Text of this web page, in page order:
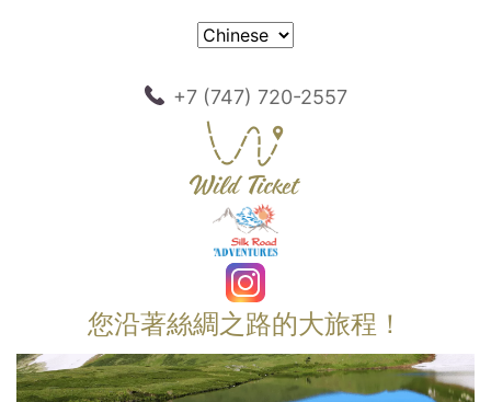
+7 (747) 720-2557
您沿著絲綢之路的大旅程！